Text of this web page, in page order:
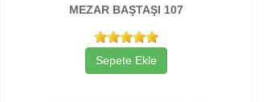
MEZAR BAŞTAŞI 107
Sepete Ekle